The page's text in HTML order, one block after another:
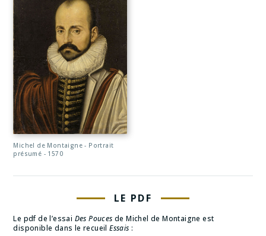
Michel de Montaigne - Portrait
présumé - 1570
LE PDF
Le pdf de l’essai Des Pouces de Michel de Montaigne est
disponible dans le recueilEssais :